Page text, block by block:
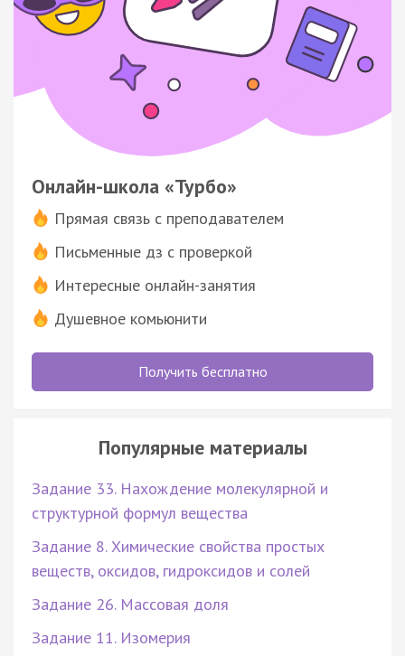
Онлайн-школа «Турбо»
Прямая связь с преподавателем
Письменные дз с проверкой
Интересные онлайн-занятия
Душевное комьюнити
Получить бесплатно
Популярные материалы
Задание 33. Нахождение молекулярной и
структурной формул вещества
Задание 8. Химические свойства простых
веществ, оксидов, гидроксидов и солей
Задание 26. Массовая доля
Задание 11. Изомерия